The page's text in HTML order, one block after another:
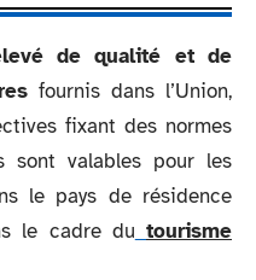
de qualité et de
fournis dans l’Union,
fixant des normes
sont valables pour les
le pays de résidence
le cadre du tourisme